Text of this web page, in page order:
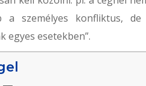
a személyes konfliktus,
egyes esetekben”.